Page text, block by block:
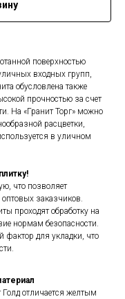
поверхностью
входных групп,
обусловлена также
прочностью за счет
На «Гранит Торг» можно
расцветки,
в уличном
что позволяет
заказчиков.
проходят обработку на
нормам безопасности.
фактор для укладки, что
отличается желтым